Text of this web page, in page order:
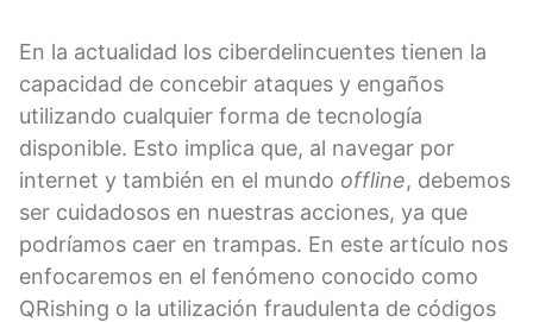
En la actualidad los ciberdelincuentes tienen la
capacidad de concebir ataques y engaños
utilizando cualquier forma de tecnología
disponible. Esto implica que, al navegar por
internet y también en el mundo offline, debemos
ser cuidadosos en nuestras acciones, ya que
podríamos caer en trampas. En este artículo nos
enfocaremos en el fenómeno conocido como
QRishing o la utilización fraudulenta de códigos